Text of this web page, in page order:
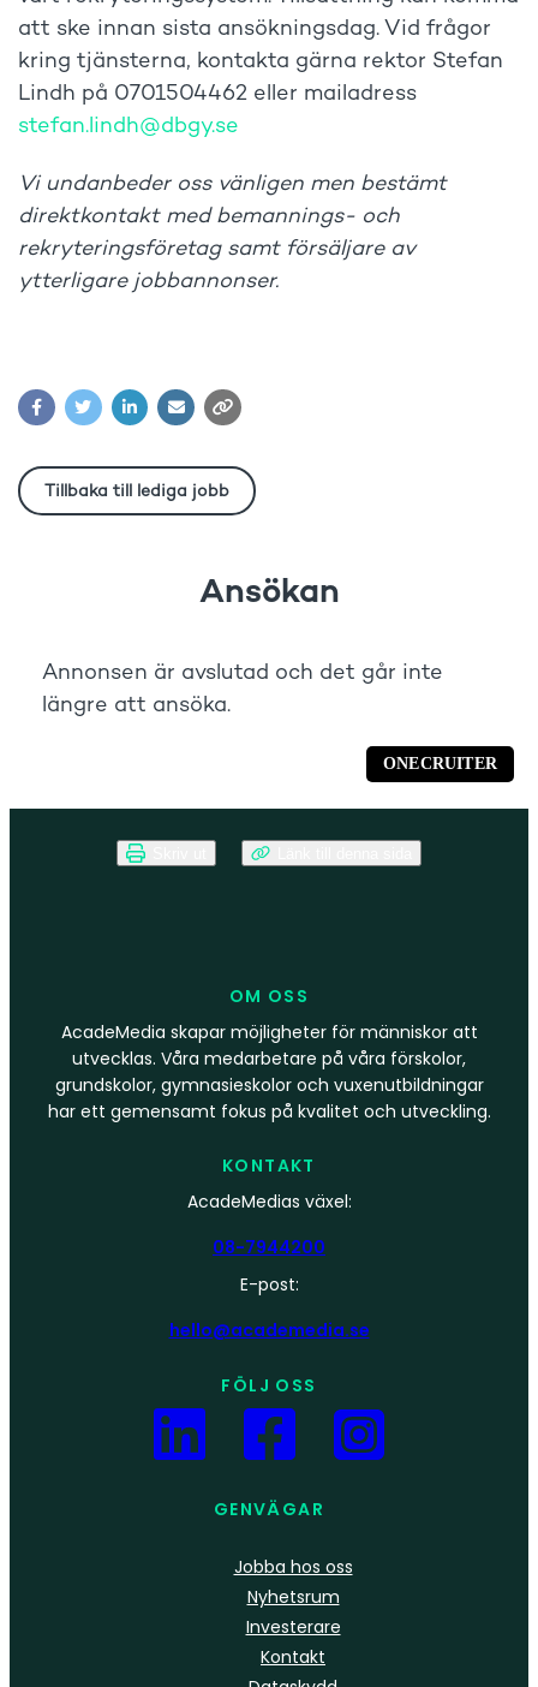
OM OSS
AcadeMedia skapar möjligheter för människor att
utvecklas. Våra medarbetare på våra förskolor,
grundskolor, gymnasieskolor och vuxenutbildningar
har ett gemensamt fokus på kvalitet och utveckling.
KONTAKT
AcadeMedias växel:
08-7944200
E-post:
hello@academedia.se
FÖLJ OSS
GENVÄGAR
Jobba hos oss
Nyhetsrum
Investerare
Kontakt